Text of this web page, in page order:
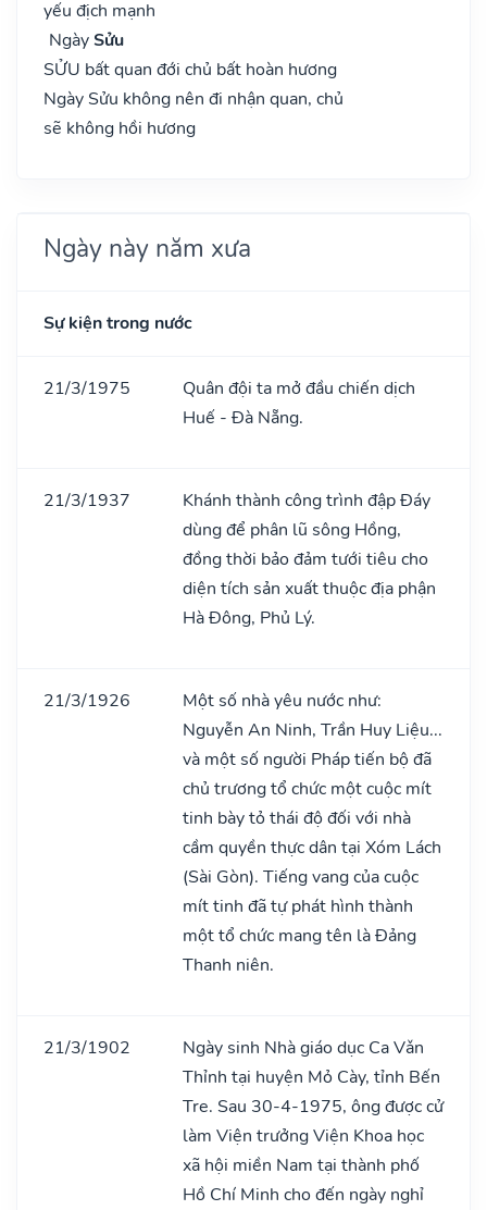
yếu địch mạnh
NgàySửu
SỬU bất quan đới chủ bất hoàn hương
Ngày Sửu không nên đi nhận quan, chủ
sẽ không hồi hương
Ngày này năm xưa
Sự kiện trong nước
21/3/1975
Quân đội ta mở đầu chiến dịch
Huế - Đà Nẵng.
21/3/1937
Khánh thành công trình đập Đáy
dùng để phân lũ sông Hồng,
đồng thời bảo đảm tưới tiêu cho
diện tích sản xuất thuộc địa phận
Hà Đông, Phủ Lý.
21/3/1926
Một số nhà yêu nước như:
Nguyễn An Ninh, Trần Huy Liệu...
và một số người Pháp tiến bộ đã
chủ trương tổ chức một cuộc mít
tinh bày tỏ thái độ đối với nhà
cầm quyền thực dân tại Xóm Lách
(Sài Gòn). Tiếng vang của cuộc
mít tinh đã tự phát hình thành
một tổ chức mang tên là Đảng
Thanh niên.
21/3/1902
Ngày sinh Nhà giáo dục Ca Vǎn
Thỉnh tại huyện Mỏ Cày, tỉnh Bến
Tre. Sau 30-4-1975, ông được cử
làm Viện trưởng Viện Khoa học
xã hội miền Nam tại thành phố
Hồ Chí Minh cho đến ngày nghỉ